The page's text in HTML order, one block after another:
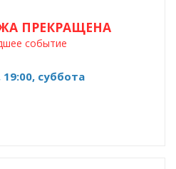
суббота
ПРЕКРАЩЕНА
событие